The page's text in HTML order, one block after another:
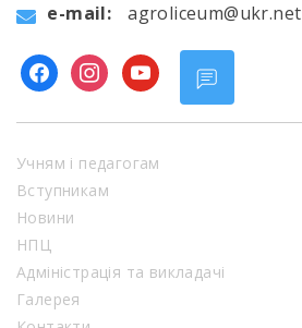
e-mail: agroliceum@ukr.net
facebookinstagram
youtube
Учням і педагогам
Вступникам
Новини
НПЦ
Адміністрація та викладачі
Галерея